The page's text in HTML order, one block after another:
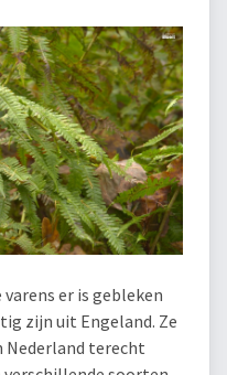
er is gebleken
zijn uit Engeland. Ze
Nederland terecht